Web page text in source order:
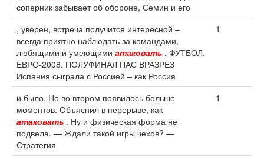
соперник забывает об обороне, Семин и его
, уверен, встреча получится интересной –
всегда приятно наблюдать за командами,
любящими и умеющими атаковать . ФУТБОЛ.
ЕВРО-2008. ПОЛУФИНАЛ ПАС ВРАЗРЕЗ
Испания сыграла с Россией – как Россия
1
и было. Но во втором появилось больше
моментов. Объяснил в перерыве, как
атаковать . Ну и физическая форма не
подвела. — Ждали такой игры чехов? —
Стратегия
1